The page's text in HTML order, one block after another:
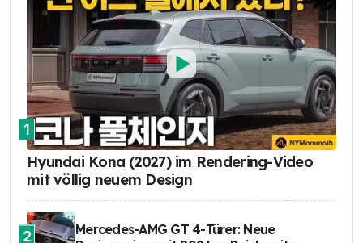
1
Hyundai Kona (2027) im Rendering-Video
mit völlig neuem Design
2
Mercedes-AMG GT 4-Türer: Neue